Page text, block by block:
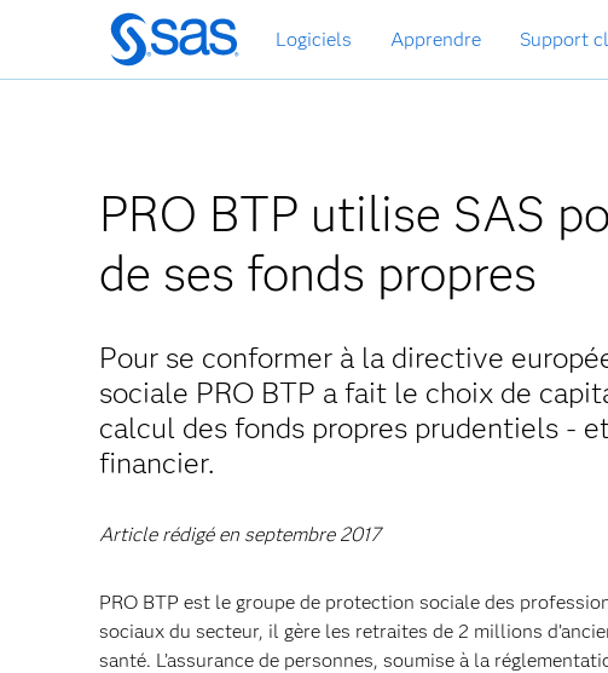
Passer
au
contenu
Logiciels Apprendre Support
PRO BTP utilise SAS
de ses fonds propres
Pour se conformer à la directive
sociale PRO BTP a fait le choix de
calcul des fonds propres prudentiels -
financier.
Article rédigé en septembre 2017
PRO BTP est le groupe de protection sociale des
sociaux du secteur, il gère les retraites de 2 millions
santé. L’assurance de personnes, soumise à la